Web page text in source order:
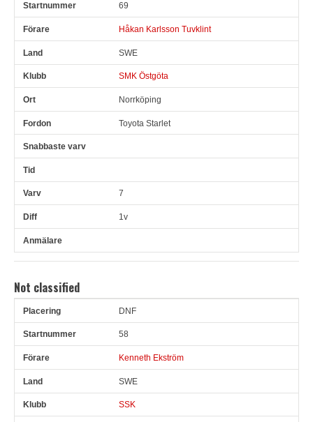
69
Håkan Karlsson Tuvklint
SWE
SMK Östgöta
Norrköping
Toyota Starlet
7
1v
Not classified
Pl Snr Land
DNF
58
Kenneth Ekström
SWE
SSK